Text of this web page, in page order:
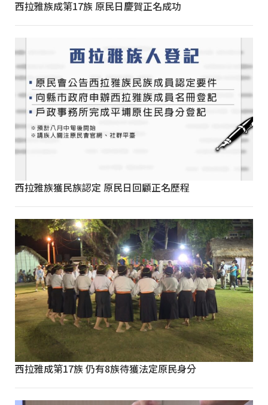
西拉雅族成第17族 原民日慶賀正名成功
西拉雅族獲民族認定 原民日回顧正名歷程
西拉雅成第17族 仍有8族待獲法定原民身分